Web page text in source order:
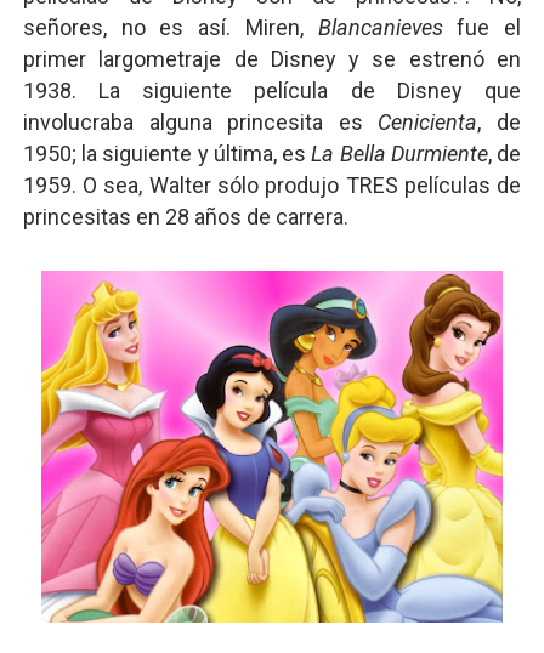
señores, no es así. Miren, Blancanievesfue el
primer largometraje de Disney y se estrenó en
1938. La siguiente película de Disney que
involucraba alguna princesita es Cenicienta, de
1950; la siguiente y última, esLa Bella Durmiente, de
1959. O sea, Walter sólo produjo TRES películas de
princesitas en 28 años de carrera.